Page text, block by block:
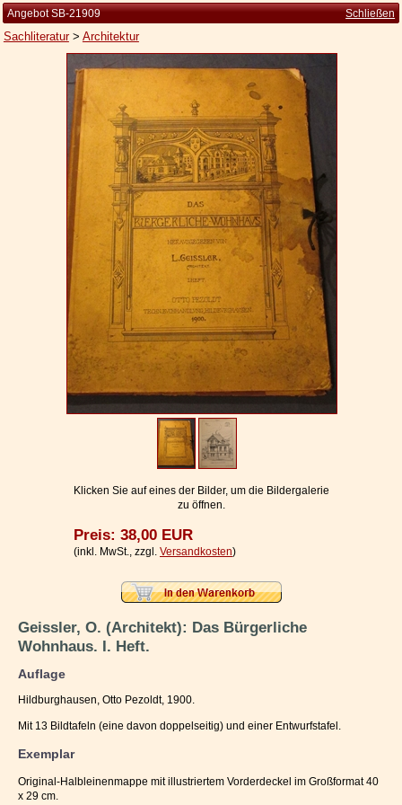
Kleine Kulturgeschichte
Die Brockhaus Auflagen
Zu den Angeboten
Widerrufsbelehrung
Geschäftsbedingungen
Datenschutzerklärung
Ihr Warenkorb
Angebot SB-21909 Schließen
Sachliteratur> Architektur
Klicken Sie auf eines der Bilder, um die Bildergalerie
zu öffnen.
Preis: 38,00 EUR
(inkl. MwSt., zzgl. Versandkosten)
Geissler, O. (Architekt): Das Bürgerliche
Wohnhaus. I. Heft.
Auflage
Hildburghausen, Otto Pezoldt, 1900.
Mit 13 Bildtafeln (eine davon doppelseitig) und einer Entwurfstafel.
Exemplar
Original-Halbleinenmappe mit illustriertem Vorderdeckel im Großformat 40
x 29 cm.